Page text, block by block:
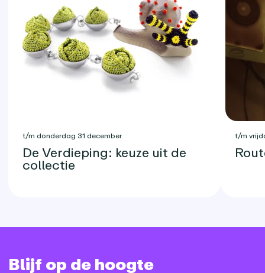
t/m donderdag 31 december
De Verdieping: keuze uit de
collectie
t/m
Blijf op de hoogte